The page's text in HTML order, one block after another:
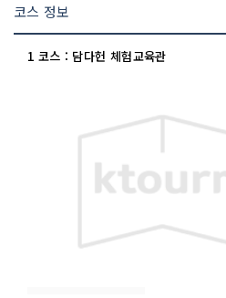
코스 정보
1 코스 : 담다헌 체험교육관